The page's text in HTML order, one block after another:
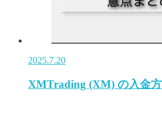
2025.7.20
XMTrading (XM) の入金